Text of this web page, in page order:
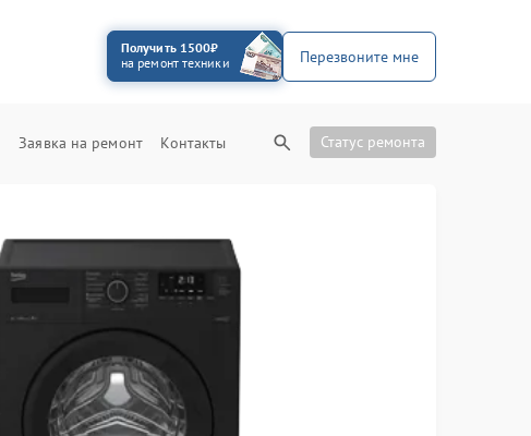
Получить 1500₽
на ремонт техники
Перезвоните мне
Заявка на ремонт Контакты Статус ремонта